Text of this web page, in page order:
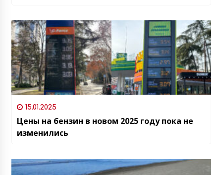
15.01.2025
Цены на бензин в новом 2025 году пока не
изменились